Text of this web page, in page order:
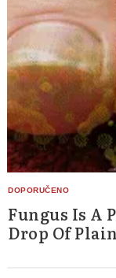
Fungus Is A
Drop Of